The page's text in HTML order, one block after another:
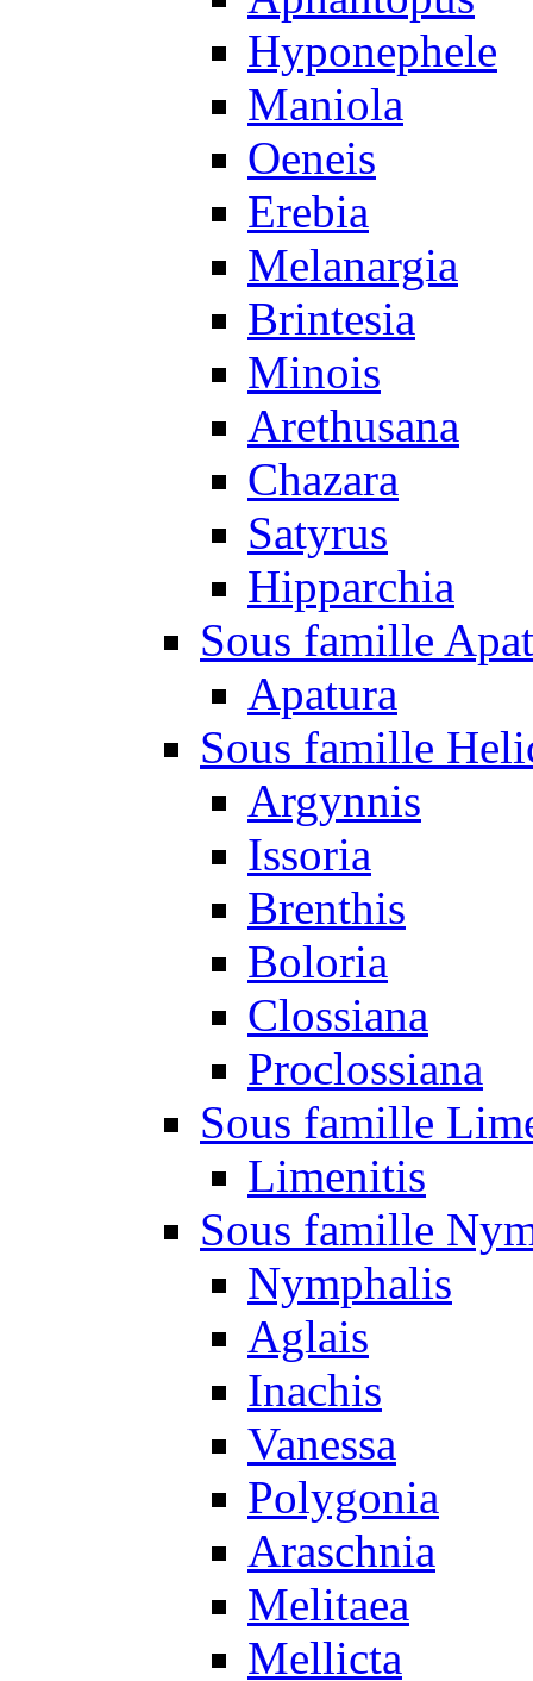
Hyponephele
Maniola
Oeneis
Erebia
Melanargia
Brintesia
Minois
Arethusana
Chazara
Satyrus
Hipparchia
Sous famille
Apatura
Sous famille
Argynnis
Issoria
Brenthis
Boloria
Clossiana
Proclossiana
Sous famille
Limenitis
Sous famille
Nymphalis
Aglais
Inachis
Vanessa
Polygonia
Araschnia
Melitaea
Mellicta